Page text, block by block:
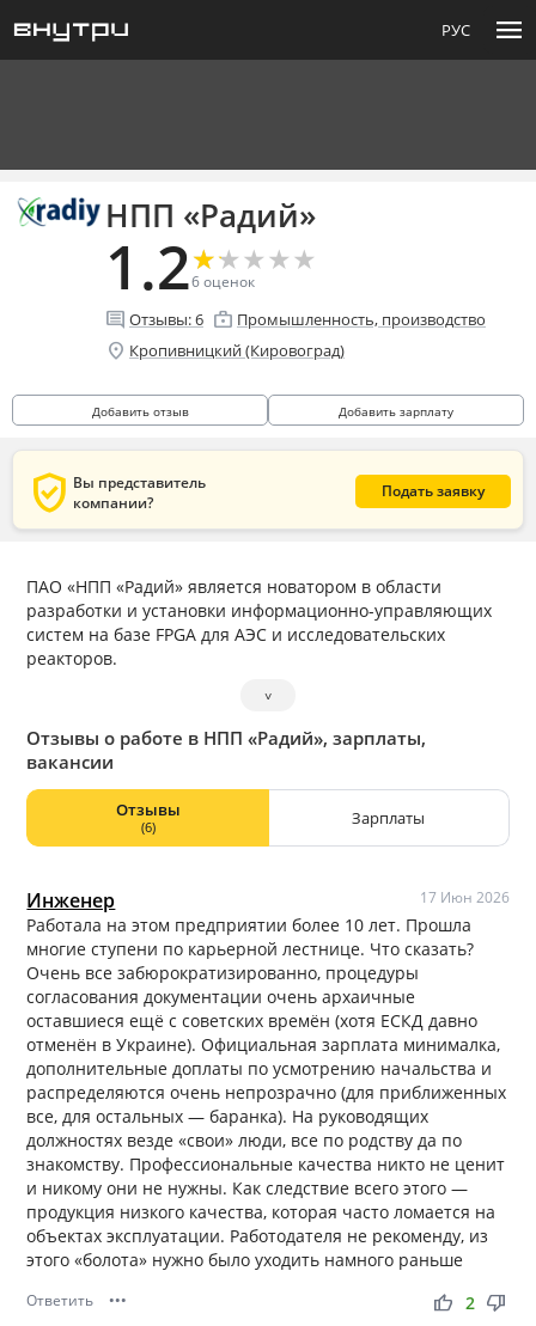
РУС menu
НПП «Радий»
1.2★
★★
★★
★★
★★
★
6оценок
comment Отзывы:6 enterprise Промышленность, производство
location_on Кропивницкий (Кировоград)
Добавить отзыв Добавить зарплату
verified_user Вы представитель
компании?
Подать заявку
ПАО «НПП «Радий» является новатором в области
разработки и установки информационно-управляющих
систем на базе FPGA для АЭС и исследовательских
реакторов.
˅
Отзывы о работе в НПП «Радий», зарплаты,
вакансии
Отзывы
(6) Зарплаты
Инженер 17 Июн 2026
Работала на этом предприятии более 10 лет. Прошла
многие ступени по карьерной лестнице. Что сказать?
Очень все забюрократизированно, процедуры
согласования документации очень архаичные
оставшиеся ещё с советских времён (хотя ЕСКД давно
отменён в Украине). Официальная зарплата минималка,
дополнительные доплаты по усмотрению начальства и
распределяются очень непрозрачно (для приближенных
все, для остальных — баранка). На руководящих
должностях везде «свои» люди, все по родству да по
знакомству. Профессиональные качества никто не ценит
и никому они не нужны. Как следствие всего этого —
продукция низкого качества, которая часто ломается на
объектах эксплуатации. Работодателя не рекоменду, из
этого «болота» нужно было уходить намного раньше
Ответить ••• thumb_up thumb_down
2